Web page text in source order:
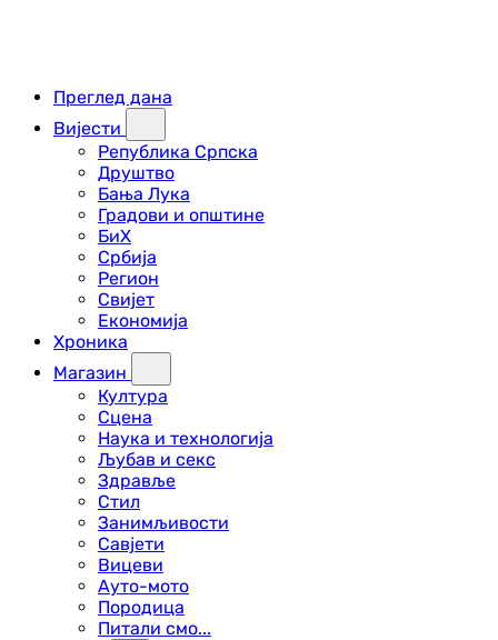
Преглед дана
Вијести
Република Српска
Друштво
Бања Лука
Градови и општине
БиХ
Србија
Регион
Свијет
Економија
Хроника
Магазин
Култура
Сцена
Наука и технологија
Љубав и секс
Здравље
Стил
Занимљивости
Савјети
Вицеви
Ауто-мото
Породица
Питали смо...